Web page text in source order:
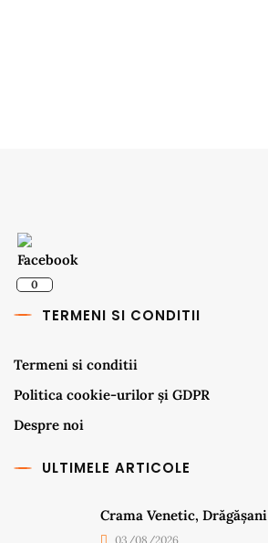
0
TERMENI SI CONDITII
Termeni si conditii
Politica cookie-urilor și GDPR
Despre noi
ULTIMELE ARTICOLE
Crama Venetic, Drăgășani
03/08/2026